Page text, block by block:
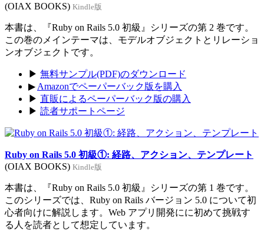
(OIAX BOOKS) Kindle版
本書は、『Ruby on Rails 5.0 初級』シリーズの第 2 巻です。
この巻のメインテーマは、モデルオブジェクトとリレーショ
ンオブジェクトです。
▶ 無料サンプル(PDF)のダウンロード
▶ Amazonでペーパーバック版を購入
▶ 直販によるペーパーバック版の購入
▶ 読者サポートページ
Ruby on Rails 5.0 初級①: 経路、アクション、テンプレート
(OIAX BOOKS) Kindle版
本書は、『Ruby on Rails 5.0 初級』シリーズの第 1 巻です。
このシリーズでは、Ruby on Rails バージョン 5.0 について初
心者向けに解説します。Web アプリ開発にに初めて挑戦す
る人を読者として想定しています。